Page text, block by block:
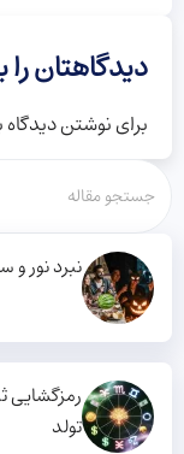
دیدگاهتان
برای نوشتن دیدگاه
نبرد نور
رمزگشایی
تولد